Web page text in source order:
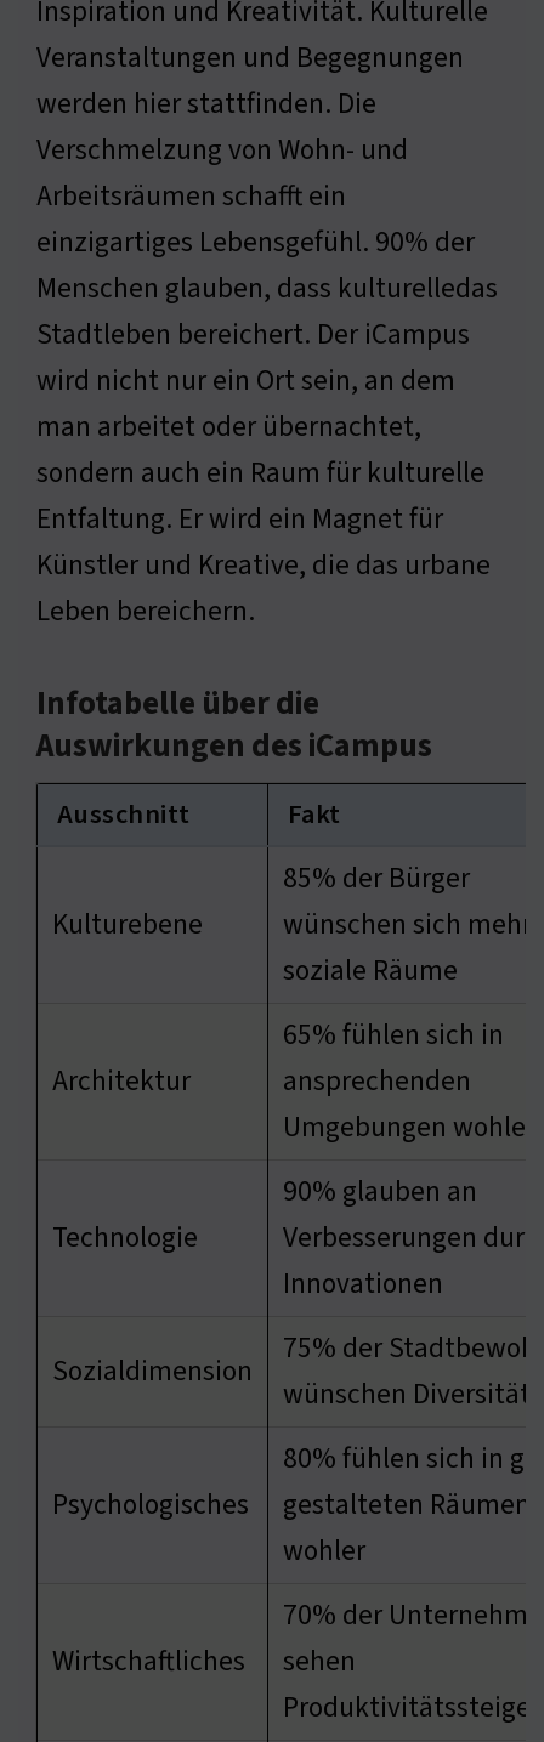
Inspiration und Kreativität. Kulturelle
Veranstaltungen und Begegnungen
werden hier stattfinden. Die
Verschmelzung von Wohn- und
Arbeitsräumen schafft ein
einzigartiges Lebensgefühl. 90% der
Menschen glauben, dass kulturelledas
Stadtleben bereichert. Der iCampus
wird nicht nur ein Ort sein, an dem
man arbeitet oder übernachtet,
sondern auch ein Raum für kulturelle
Entfaltung. Er wird ein Magnet für
Künstler und Kreative, die das urbane
Leben bereichern.
Infotabelle über die
Auswirkungen des iCampus
Ausschnitt Fakt
Kulturebene
85% der Bürger
wünschen sich mehr
soziale Räume
Architektur
65% fühlen sich in
ansprechenden
Umgebungen wohler
Technologie
90% glauben an
Verbesserungen
Innovationen
Sozialdimension
75% der
wünschen Diversität
Psychologisches
80% fühlen sich in
gestalteten Räumen
wohler
Wirtschaftliches
70% der
sehen